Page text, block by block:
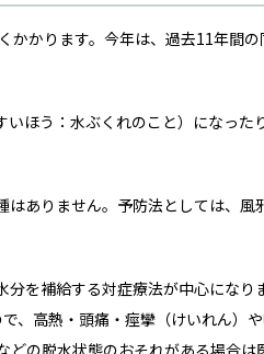
かかります。今年は、過去11年間の
ほう：水ぶくれのこと）になった
ありません。予防法としては、風
を補給する対症療法が中心になり
、高熱・頭痛・痙攣（けいれん）
どの脱水状態のおそれがある場合は